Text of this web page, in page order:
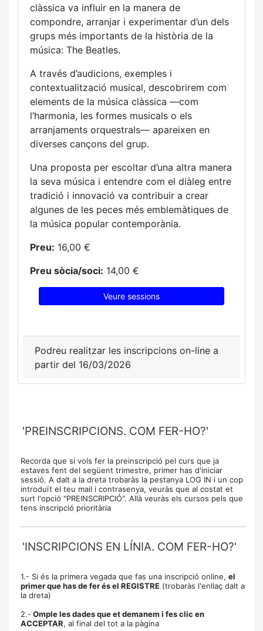
clàssica va influir en la manera de
compondre, arranjar i experimentar d’un dels
grups més importants de la història de la
música: The Beatles.
A través d’audicions, exemples i
contextualització musical, descobrirem com
elements de la música clàssica —com
l’harmonia, les formes musicals o els
arranjaments orquestrals— apareixen en
diverses cançons del grup.
Una proposta per escoltar d’una altra manera
la seva música i entendre com el diàleg entre
tradició i innovació va contribuir a crear
algunes de les peces més emblemàtiques de
la música popular contemporània.
Preu: 16,00 €
Preu sòcia/soci: 14,00 €
Veure sessions
Podreu realitzar les inscripcions on-line a
partir del 16/03/2026
'PREINSCRIPCIONS. COM FER-HO?'
Recorda que si vols fer la preinscripció pel curs que ja
estaves fent del següent trimestre, primer has d'iniciar
sessió. A dalt a la dreta trobaràs la pestanya LOG IN i un cop
introduït el teu mail i contrasenya, veuràs que al costat et
surt l'opció "PREINSCRIPCIÓ". Allà veuràs els cursos pels que
tens inscripció prioritària
'INSCRIPCIONS EN LÍNIA. COM FER-HO?'
1.- Si és la primera vegada que fas una inscripció online, el
primer que has de fer és el REGISTRE (trobaràs l'enllaç dalt a
la dreta)
2.- Omple les dades que et demanem i fes clic en
ACCEPTAR, al final del tot a la pàgina